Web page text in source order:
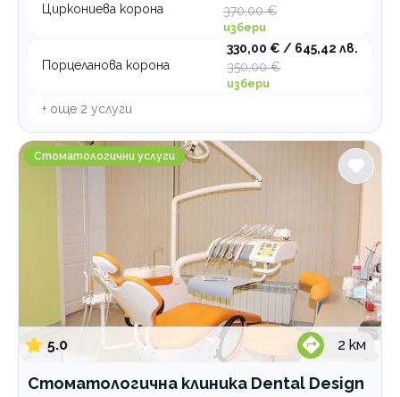
Циркониева корона
370,00 €
избери
Порцеланова корона
330,00 € / 645,42 лв.
350,00 €
избери
+ още 2 услуги
Стоматологична клиника Dental Design София
Стоматологични услуги
5.0 2 км
Стоматологична клиника Dental Design
Ортодонтия
Интравенозни терапии
Логопедични услуги
Имплантолог
Холистична и алтернативна медицина
Стоматологични услуги
По домовете